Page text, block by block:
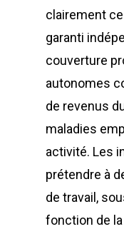
clairement ce
garanti
couverture
autonomes
de revenus
maladies
activité. Les
prétendre à
de travail,
fonction de